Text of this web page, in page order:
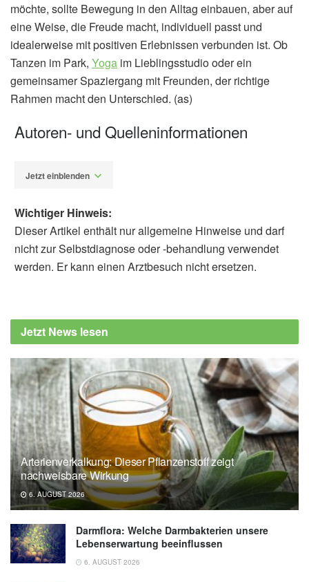
möchte, sollte Bewegung in den Alltag einbauen, aber auf
eine Weise, die Freude macht, individuell passt und
idealerweise mit positiven Erlebnissen verbunden ist. Ob
Tanzen im Park, Yoga im Lieblingsstudio oder ein
gemeinsamer Spaziergang mit Freunden, der richtige
Rahmen macht den Unterschied. (as)
Autoren- und Quelleninformationen
Jetzt einblenden
G. BRELLENTHIN, DAVID R. BROWN,
PATRICK J. O’CONNOR: Up for Debate:
Improve Mental Health?; in: Medicine &
Science in Sports & Exercise (veröffentlicht
Mai 2025),Medicine & Science in Sports &
Exercise
University of Georgia: Does exercise really
improve mental health? (veröffentlicht
08.07.2025),University of Georgia
Wichtiger Hinweis:
Dieser Artikel enthält nur allgemeine Hinweise und darf
nicht zur Selbstdiagnose oder -behandlung verwendet
werden. Er kann einen Arztbesuch nicht ersetzen.
Jetzt News lesen
Arterienverkalkung: Dieser Pflanzenstoff zeigt
nachweisbare Wirkung
6. AUGUST 2026
Darmflora: Welche Darmbakterien unsere
Lebenserwartung beeinflussen
6. AUGUST 2026